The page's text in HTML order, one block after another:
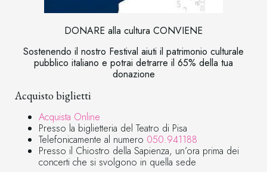
DONARE alla cultura CONVIENE
Sostenendo il nostro Festival aiuti il patrimonio culturale
pubblico italiano e potrai detrarre il 65% della tua
donazione
Acquisto biglietti
Acquista Online
Presso la biglietteria del Teatro di Pisa
Telefonicamente al numero 050.941188
Presso il Chiostro della Sapienza, un’ora prima dei
concerti che si svolgono in quella sede